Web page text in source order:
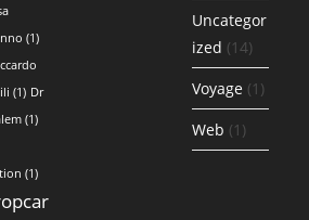
(1)
(1) Dr
(1)
(1)
Uncategor
ized (14)
Voyage (1)
Web (1)